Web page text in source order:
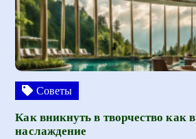
Советы
Как вникнуть в творчество как в
наслаждение